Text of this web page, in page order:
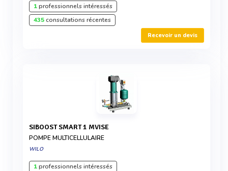
1professionnels intéressés
435consultations récentes
Recevoir un devis
SIBOOST SMART 1 MVISE
POMPE MULTICELLULAIRE
WILO
1professionnels intéressés